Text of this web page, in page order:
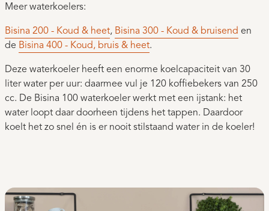
Meer waterkoelers:
Bisina 200 - Koud & heet, Bisina 300 - Koud & bruisend en
de Bisina 400 - Koud, bruis & heet.
Deze waterkoeler heeft een enorme koelcapaciteit van 30
liter water per uur: daarmee vul je 120 koffiebekers van 250
cc. De Bisina 100 waterkoeler werkt met een ijstank: het
water loopt daar doorheen tijdens het tappen. Daardoor
koelt het zo snel én is er nooit stilstaand water in de koeler!